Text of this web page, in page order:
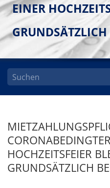
EINER
GRUNDSÄTZLICH
HOCHZEITSFEIER
GRUNDSÄTZLICH